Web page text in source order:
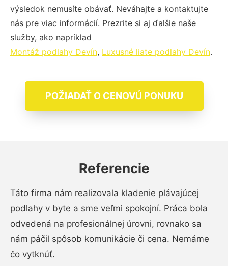
výsledok nemusíte obávať. Neváhajte a kontaktujte
nás pre viac informácií. Prezrite si aj ďalšie naše
služby, ako napríklad
Montáž podlahy Devín, Luxusné liate podlahy Devín.
POŽIADAŤ O CENOVÚ PONUKU
Referencie
Táto firma nám realizovala kladenie plávajúcej
podlahy v byte a sme veľmi spokojní. Práca bola
odvedená na profesionálnej úrovni, rovnako sa
nám páčil spôsob komunikácie či cena. Nemáme
čo vytknúť.